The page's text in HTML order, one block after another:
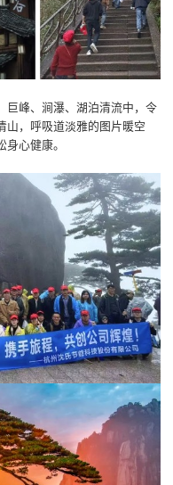
巨峰、涧瀑、湖泊清流中，令
山，呼吸道淡雅的图片暖空
心健康。